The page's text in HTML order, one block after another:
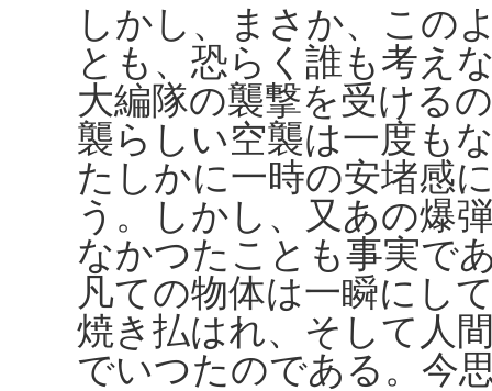
しかし、まさか、この
とも、恐らく誰も考え
大編隊の襲撃を受ける
襲らしい空襲は一度も
たしかに一時の安堵感
う。しかし、又あの爆
なかつたことも事実で
凡ての物体は一瞬にし
焼き払はれ、そして人
でいつたのである。今